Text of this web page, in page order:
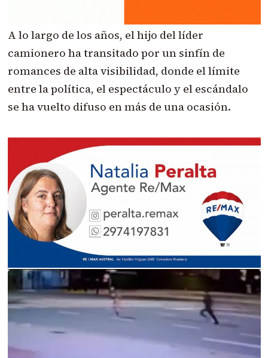
A lo largo de los años, el hijo del líder
camionero ha transitado por un sinfín de
romances de alta visibilidad, donde el límite
entre la política, el espectáculo y el escándalo
se ha vuelto difuso en más de una ocasión.